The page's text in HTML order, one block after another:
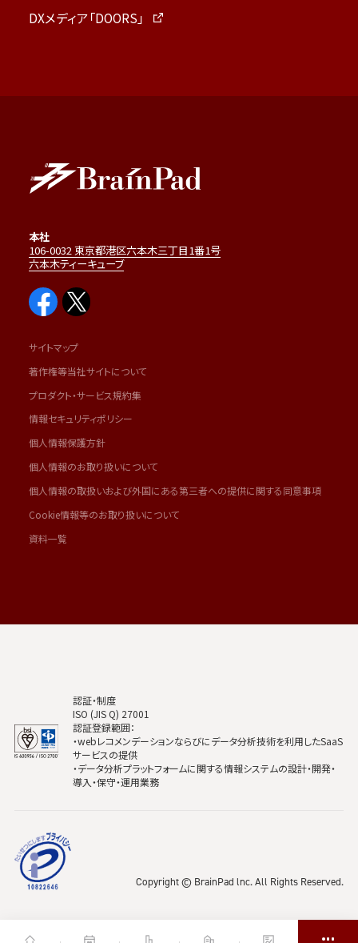
DXメディア「DOORS」
本社
106-0032 東京都港区六本木三丁目1番1号
六本木ティーキューブ
サイトマップ
著作権等当社サイトについて
プロダクト・サービス規約集
情報セキュリティポリシー
個人情報保護方針
個人情報のお取り扱いについて
個人情報の取扱いおよび外国にある第三者への提供に関する同意事項
Cookie情報等のお取り扱いについて
資料一覧
認証・制度
ISO (JIS Q) 27001
認証登録範囲：
・webレコメンデーションならびにデータ分析技術を利用したSaaS
サービスの提供
・データ分析プラットフォームに関する情報システムの設計・開発・
導入・保守・運用業務
Copyright © BrainPad lnc. All Rights Reserved.